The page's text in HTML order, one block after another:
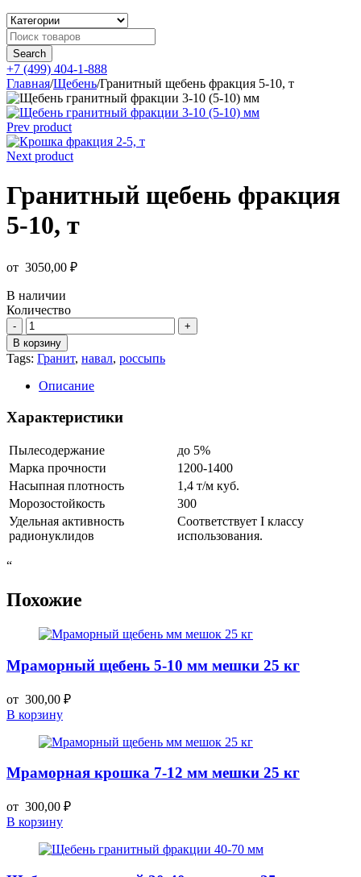
+7 (499) 404-1-888
Главная/Щебень/Гранитный щебень фракция 5-10, т
Prev product
Next product
Гранитный щебень фракция
5-10, т
от 3050,00 ₽
В наличии
Количество
Количество
товара
Гранитный
щебень
фракция
т
В корзину
Tags: Гранит, навал, россыпь
Описание
Характеристики
Пылесодержание
до 5%
Марка прочности
1200-1400
Насыпная плотность
1,4 т/м куб.
Морозостойкость
300
Удельная активность
радионуклидов
Соответствует I классу
использования.
“
Похожие
Мраморный щебень 5-10 мм мешки 25 кг
от 300,00 ₽
В корзину
Мраморная крошка 7-12 мм мешки 25 кг
от 300,00 ₽
В корзину